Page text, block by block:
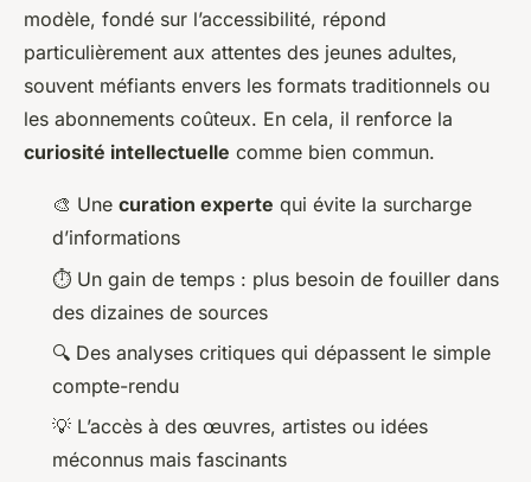
modèle, fondé sur l’accessibilité, répond
particulièrement aux attentes des jeunes adultes,
souvent méfiants envers les formats traditionnels ou
les abonnements coûteux. En cela, il renforce la
curiosité intellectuelle comme bien commun.
🎨 Une curation experte qui évite la surcharge
d’informations
⏱️ Un gain de temps : plus besoin de fouiller dans
des dizaines de sources
🔍 Des analyses critiques qui dépassent le simple
compte-rendu
💡 L’accès à des œuvres, artistes ou idées
méconnus mais fascinants